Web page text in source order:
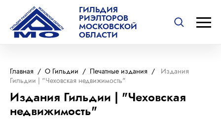
ГИЛЬДИЯ
РИЭЛТОРОВ
МОСКОВСКОЙ
ОБЛАСТИ
Главная / О Гильдии / Печатные издания /
Издания
Гильдии | "Чеховская недвижимость"
Издания Гильдии | "Чеховская
недвижимость"